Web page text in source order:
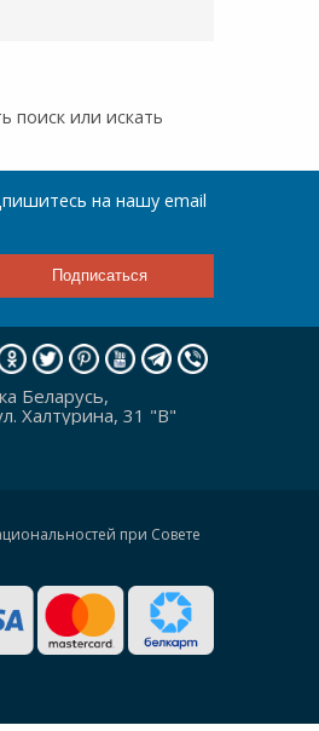
поиск или искать
на нашу email
Беларусь,
Халтурина, 31 "В"
при Совете